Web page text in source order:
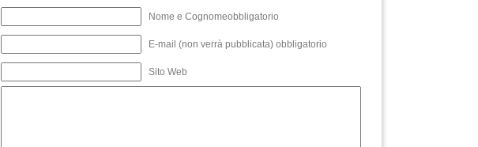
Nome e Cognomeobbligatorio
E-mail (non verrà pubblicata) obbligatorio
Sito Web